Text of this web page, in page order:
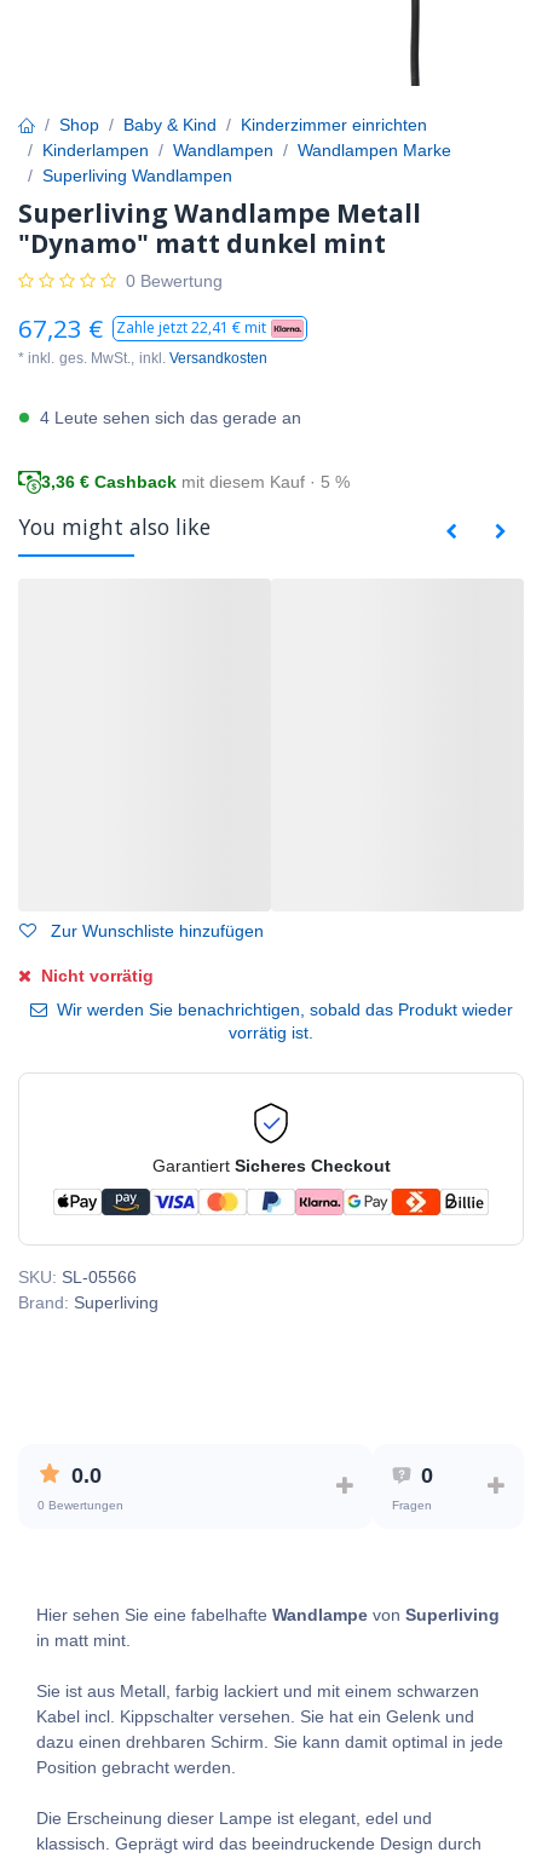
Shop Baby & Kind
Kinderzimmer einrichten
Kinderlampen
Wandlampen
Wandlampen Marke
Superliving Wandlampen
Superliving Wandlampe Metall
"Dynamo" matt dunkel mint
0 Bewertung
67,23 € Zahle jetzt22,41 € mit
* inkl. ges. MwSt., inkl. Versandkosten
4 Leute sehen sich das gerade an
3,36 € Cashback mit diesem Kauf · 5 %
You might also like
Zur Wunschliste hinzufügen
Nicht vorrätig
Wir werden Sie benachrichtigen, sobald das Produkt wieder
vorrätig ist.
Garantiert Sicheres Checkout
SKU: SL-05566
Brand: Superliving
0.0
0 Bewertungen
0
Fragen
Hier sehen Sie eine fabelhafte Wandlampe von Superliving
in matt mint.
Sie ist aus Metall, farbig lackiert und mit einem schwarzen
Kabel incl. Kippschalter versehen. Sie hat ein Gelenk und
dazu einen drehbaren Schirm. Sie kann damit optimal in jede
Position gebracht werden.
Die Erscheinung dieser Lampe ist elegant, edel und
klassisch. Geprägt wird das beeindruckende Design durch